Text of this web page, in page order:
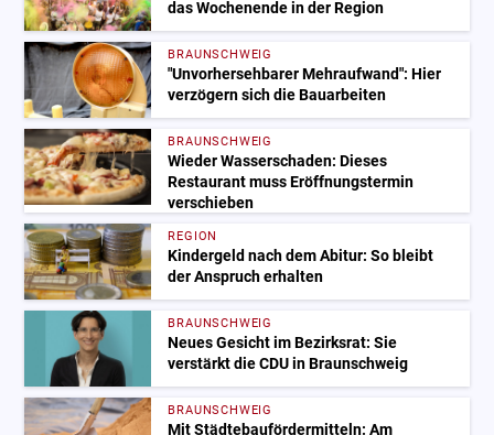
das Wochenende in der Region
BRAUNSCHWEIG
"Unvorhersehbarer Mehraufwand": Hier
verzögern sich die Bauarbeiten
BRAUNSCHWEIG
Wieder Wasserschaden: Dieses
Restaurant muss Eröffnungstermin
verschieben
REGION
Kindergeld nach dem Abitur: So bleibt
der Anspruch erhalten
BRAUNSCHWEIG
Neues Gesicht im Bezirksrat: Sie
verstärkt die CDU in Braunschweig
BRAUNSCHWEIG
Mit Städtebaufördermitteln: Am